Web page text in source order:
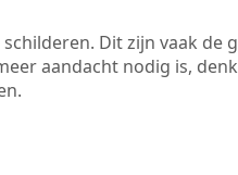
Dit zijn vaak de
aandacht nodig is,